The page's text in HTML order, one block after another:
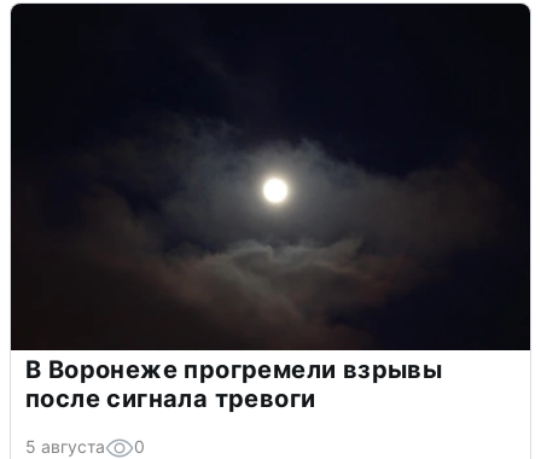
В Воронеже прогремели взрывы
после сигнала тревоги
5 августа 0